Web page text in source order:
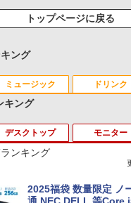
トップページに戻る
ング
Anker Soundcore P40i
￥5,990
ミュージック
BRUCE WAYNE feat.
[Explicit]
ドリンク
【Amazon.co.jp限定】
ET ラベルレス ×8本
薬屋のひとりごと 17巻 (
ンガンコミックス)
キング
ンキング
2025福袋 数量限定 ノ
デスクトップ モニター